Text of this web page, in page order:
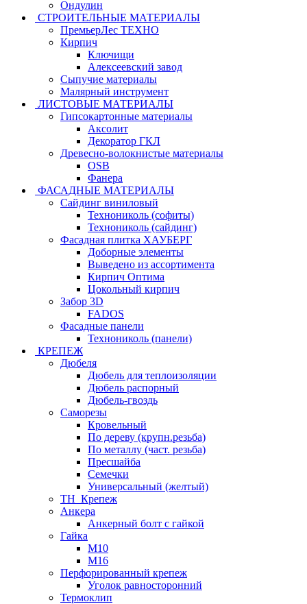
Ондулин
СТРОИТЕЛЬНЫЕ МАТЕРИАЛЫ
ПремьерЛес ТЕХНО
Кирпич
Ключищи
Алексеевский завод
Сыпучие материалы
Малярный инструмент
ЛИСТОВЫЕ МАТЕРИАЛЫ
Гипсокартонные материалы
Аксолит
Декоратор ГКЛ
Древесно-волокнистые материалы
OSB
Фанера
ФАСАДНЫЕ МАТЕРИАЛЫ
Сайдинг виниловый
Технониколь (софиты)
Технониколь (сайдинг)
Фасадная плитка ХАУБЕРГ
Доборные элементы
Выведено из ассортимента
Кирпич Оптима
Цокольный кирпич
Забор 3D
FADOS
Фасадные панели
Технониколь (панели)
КРЕПЕЖ
Дюбеля
Дюбель для теплоизоляции
Дюбель распорный
Дюбель-гвоздь
Саморезы
Кровельный
По дереву (крупн.резьба)
По металлу (част. резьба)
Пресшайба
Семечки
Универсальный (желтый)
ТН_Крепеж
Анкера
Анкерный болт с гайкой
Гайка
М10
М16
Перфорированный крепеж
Уголок равносторонний
Термоклип